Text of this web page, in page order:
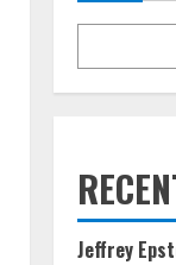
Jeffrey